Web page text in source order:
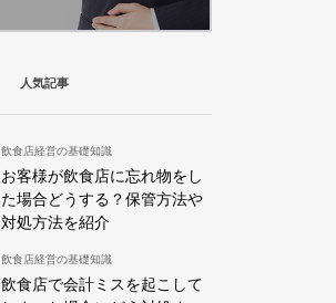
人気記事
飲食店経営の基礎知識
お客様が飲食店に忘れ物をし
た場合どうする？保管方法や
対処方法を紹介
飲食店経営の基礎知識
飲食店で会計ミスを起こして